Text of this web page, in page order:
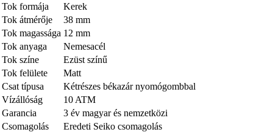
Tok formája
Kerek
Tok átmérője
38 mm
Tok magassága 12 mm
Tok anyaga
Nemesacél
Tok színe
Ezüst színű
Tok felülete
Matt
Csat típusa
Kétrészes békazár nyomógombbal
Vízállóság
10 ATM
Garancia
3 év magyar és nemzetközi
Csomagolás
Eredeti Seiko csomagolás